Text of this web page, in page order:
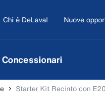
Chi è DeLaval Nuove
Concessionari
Starter Kit Recinto con